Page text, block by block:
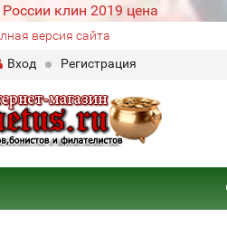
клин 2019 цена
версия сайта
Вход
Регистрация